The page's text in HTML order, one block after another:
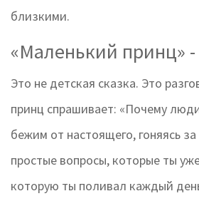
близкими.
«Маленький принц»
Это не детская сказка. Это
принц спрашивает: «Почему
бежим от настоящего, гоняясь
простые вопросы, которые ты
которую ты поливал каждый